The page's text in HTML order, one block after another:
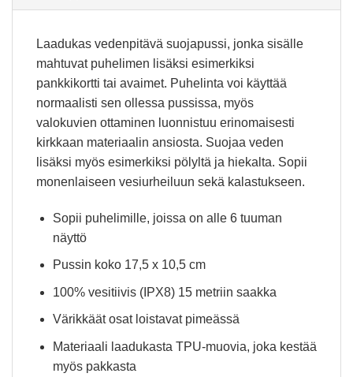
Laadukas vedenpitävä suojapussi, jonka sisälle
mahtuvat puhelimen lisäksi esimerkiksi
pankkikortti tai avaimet. Puhelinta voi käyttää
normaalisti sen ollessa pussissa, myös
valokuvien ottaminen luonnistuu erinomaisesti
kirkkaan materiaalin ansiosta. Suojaa veden
lisäksi myös esimerkiksi pölyltä ja hiekalta. Sopii
monenlaiseen vesiurheiluun sekä kalastukseen.
Sopii puhelimille, joissa on alle 6 tuuman
näyttö
Pussin koko 17,5 x 10,5 cm
100% vesitiivis (IPX8) 15 metriin saakka
Värikkäät osat loistavat pimeässä
Materiaali laadukasta TPU-muovia, joka kestää
myös pakkasta